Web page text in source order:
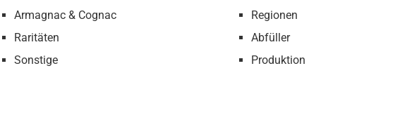
Armagnac & Cognac
Raritäten
Sonstige
Regionen
Abfüller
Produktion